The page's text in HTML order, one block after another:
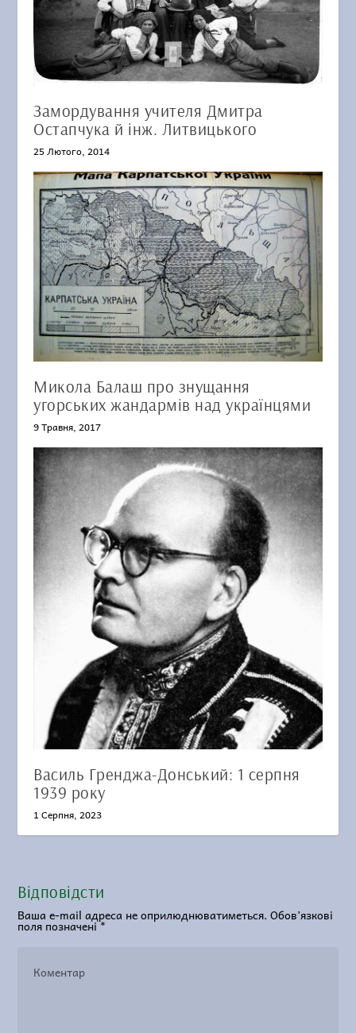
Замордування учителя Дмитра
Остапчука й інж. Литвицького
25 Лютого, 2014
Микола Балаш про знущання
угорських жандармів над українцями
9 Травня, 2017
Василь Гренджа-Донський: 1 серпня
1939 року
1 Серпня, 2023
Відповідсти
Ваша e-mail адреса не оприлюднюватиметься. Обов’язкові
поля позначені*